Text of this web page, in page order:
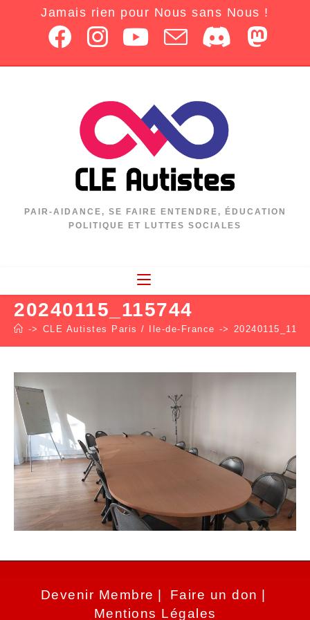
Jamais rien pour Nous sans Nous !
PAIR-AIDANCE, SE FAIRE ENTENDRE, ÉDUCATION
POLITIQUE ET LUTTES SOCIALES
20240115_115744
-> CLE Autistes Paris / Ile-de-France ->
Devenir Membre
Faire un don
Mentions Légales